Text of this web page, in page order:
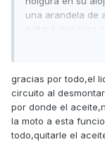
una arandela de
evitará que siga
Si dices que el
esos puntos
También se ve
de líquido
restos de líquido
gracias por todo,el
circuito al
por donde el
la moto a esta
todo,quitarle el